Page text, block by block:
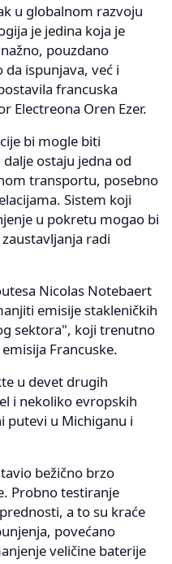
u globalnom razvoju
je jedina koja je
pouzdano
ispunjava, već i
francuska
Electreona Oren Ezer.
bi mogle biti
ostaju jedna od
transportu, posebno
Sistem koji
u pokretu mogao bi
radi
Nicolas Notebaert
emisije stakleničkih
sektora", koji trenutno
Francuske.
u devet drugih
i nekoliko evropskih
putevi u Michiganu i
bežično brzo
Probno testiranje
a to su kraće
povećano
veličine baterije